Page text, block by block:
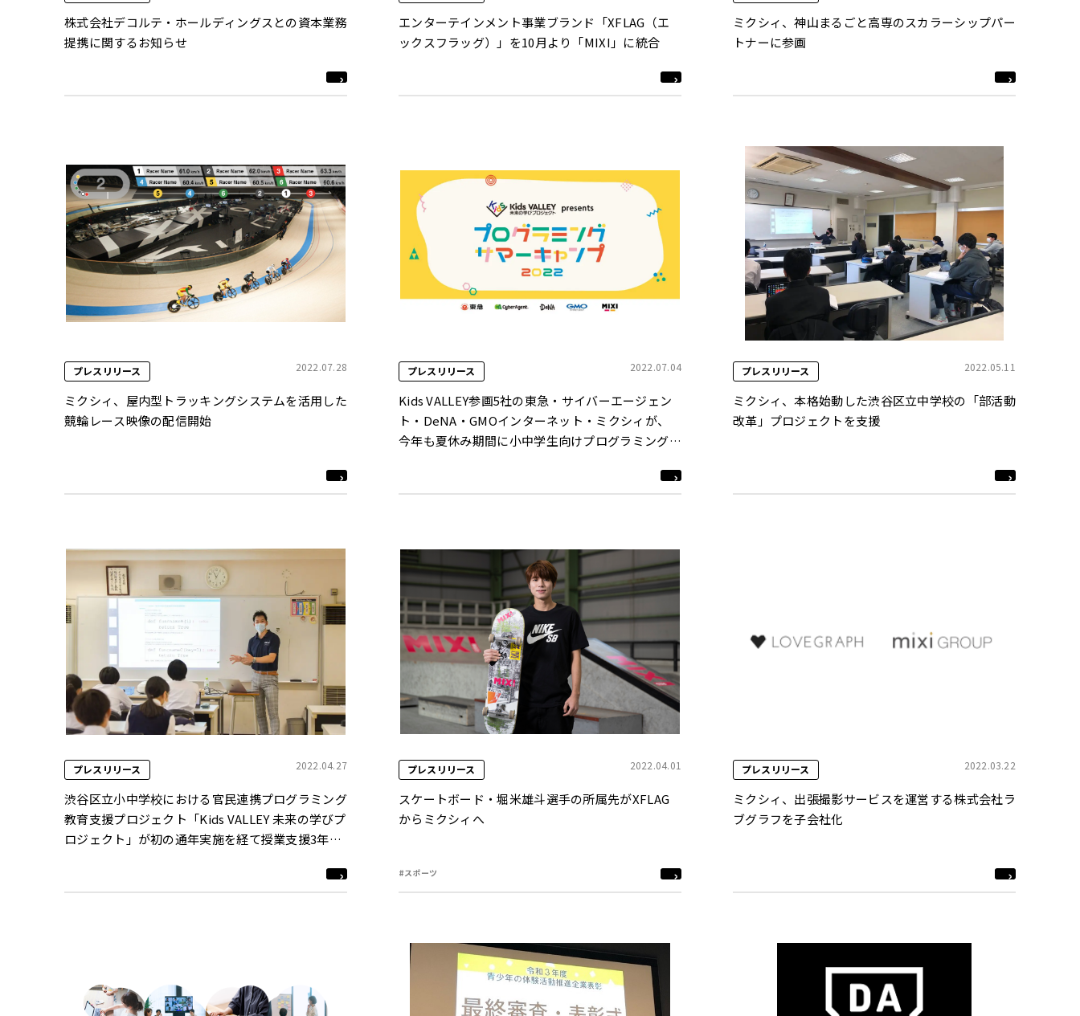
株式会社デコルテ・ホールディングスとの資本業務
提携に関するお知らせ
エンターテインメント事業ブランド「XFLAG（エ
ックスフラッグ）」を10月より「MIXI」に統合
ミクシィ、神山まるごと高専のスカラーシップパー
トナーに参画
プレスリリース 2022.07.28
ミクシィ、屋内型トラッキングシステムを活用した
競輪レース映像の配信開始
プレスリリース 2022.07.04
Kids VALLEY参画5社の東急・サイバーエージェン
ト・DeNA・GMOインターネット・ミクシィが、
今年も夏休み期間に小中学生向けプログラミングイ
プレスリリース 2022.05.11
ミクシィ、本格始動した渋⾕区⽴中学校の「部活動
改⾰」プロジェクトを⽀援
プレスリリース 2022.04.27
渋谷区立小中学校における官民連携プログラミング
教育支援プロジェクト「Kids VALLEY 未来の学びプ
ロジェクト」が初の通年実施を経て授業支援3年目
プレスリリース 2022.04.01
スケートボード・堀米雄斗選手の所属先がXFLAG
からミクシィへ
#スポーツ
プレスリリース 2022.03.22
ミクシィ、出張撮影サービスを運営する株式会社ラ
ブグラフを子会社化